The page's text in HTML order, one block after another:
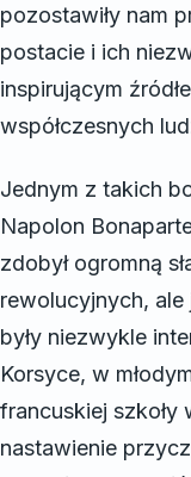
pozostawiły nam
postacie i ich
inspirującym
współczesnych
Jednym z takich
Napolon
zdobył ogromną
rewolucyjnych,
były niezwykle
Korsyce, w
francuskiej szkoły
nastawienie